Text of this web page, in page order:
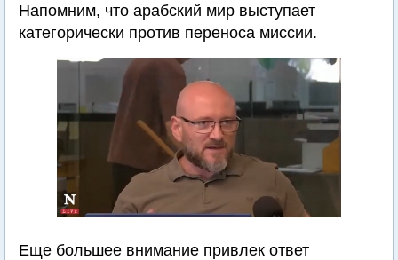
Напомним, что арабский мир выступает
категорически против переноса миссии.
Еще большее внимание привлек ответ